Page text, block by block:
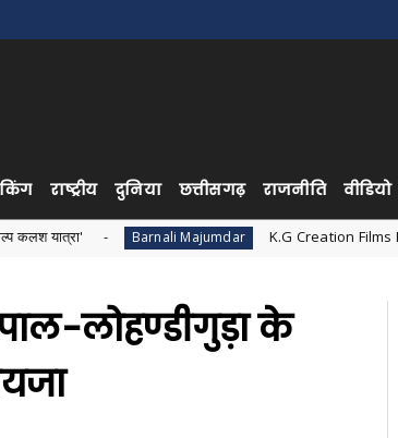
राष्ट्रीय दुनिया छत्तीसगढ़ राजनीति वीडियो
Barnali Majumdar K.G Creation Films Production की शुरुआत,
लोहण्डीगुड़ा के